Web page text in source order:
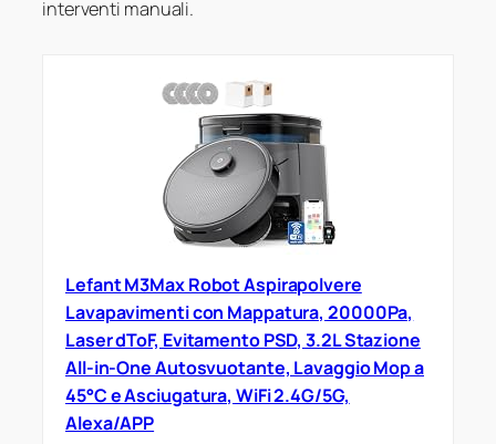
interventi manuali.
Lefant M3Max Robot Aspirapolvere
Lavapavimenti con Mappatura, 20000Pa,
Laser dToF, Evitamento PSD, 3.2L Stazione
All-in-One Autosvuotante, Lavaggio Mop a
45°C e Asciugatura, WiFi 2.4G/5G,
Alexa/APP